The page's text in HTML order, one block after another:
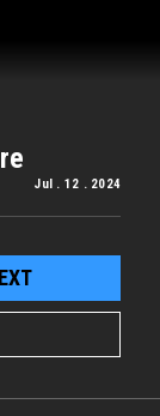
Jul . 12 . 2024